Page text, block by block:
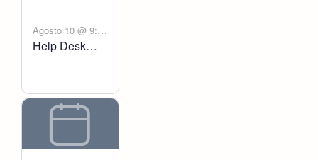
Agosto 10 @ 9:00
am - 6:00 pm
Help Desk